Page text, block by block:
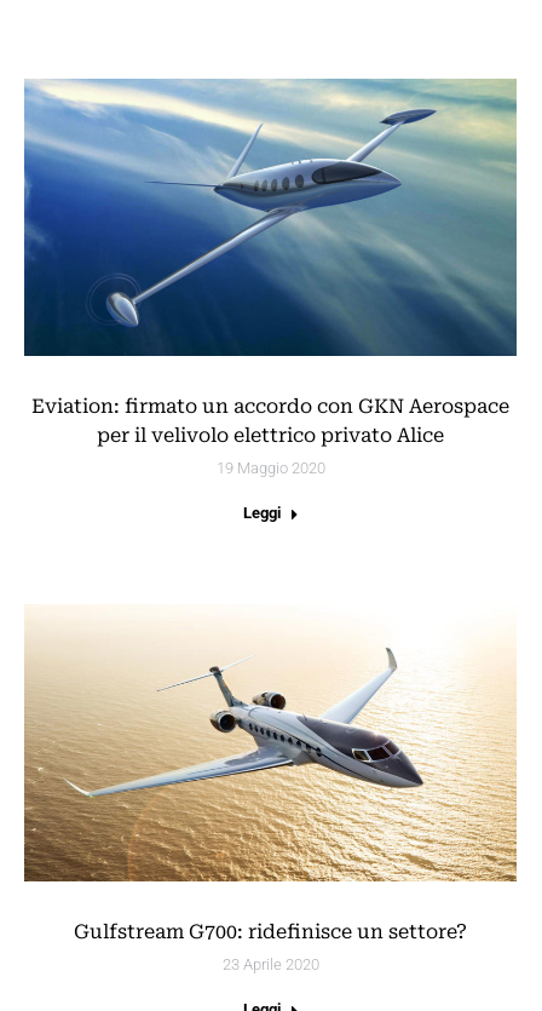
Eviation: firmato un accordo con GKN Aerospace
per il velivolo elettrico privato Alice
19 Maggio 2020
Leggi
Gulfstream G700: ridefinisce un settore?
23 Aprile 2020